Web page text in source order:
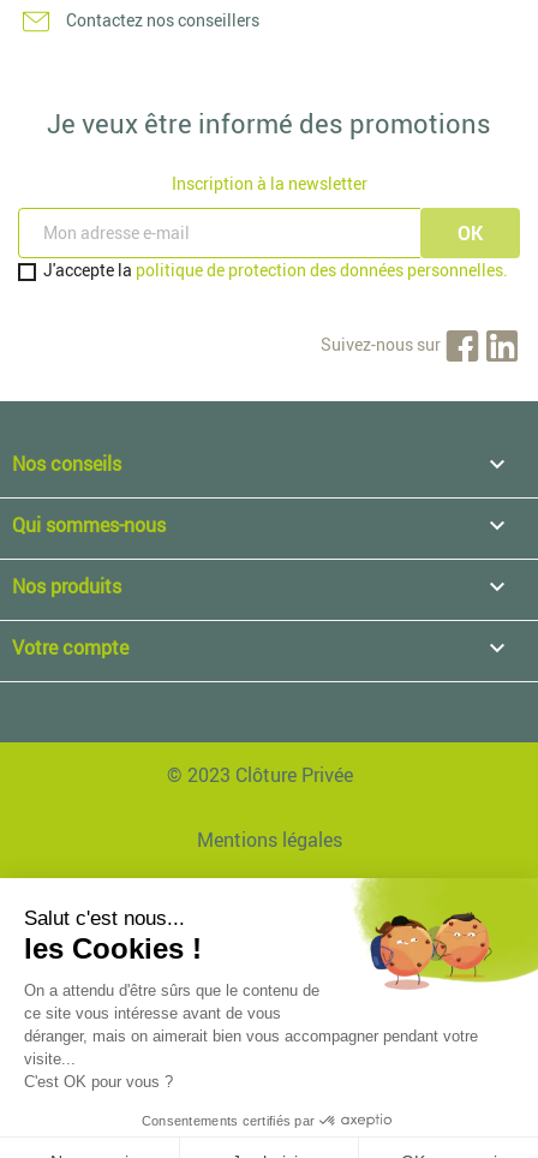
Contactez nos conseillers
Je veux être informé des promotions
Inscription à la newsletter
J'accepte la politique de protection des données personnelles.
Suivez-nous sur
Nos conseils 
Qui sommes-nous 
Nos produits 
Votre compte 
© 2023 Clôture Privée
Mentions légales
Données personnelles
Réalisation Agence EVVI
Plan de site